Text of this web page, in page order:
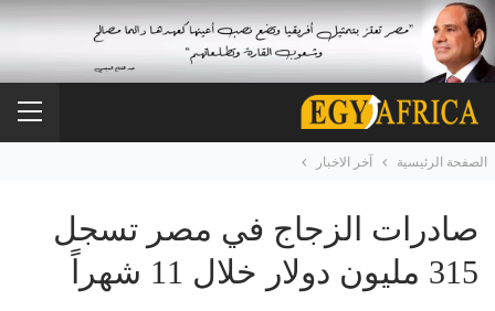
الصفحة الرئيسية آخر الاخبار
صادرات الزجاج في مصر تسجل
315 مليون دولار خلال 11 شهراً